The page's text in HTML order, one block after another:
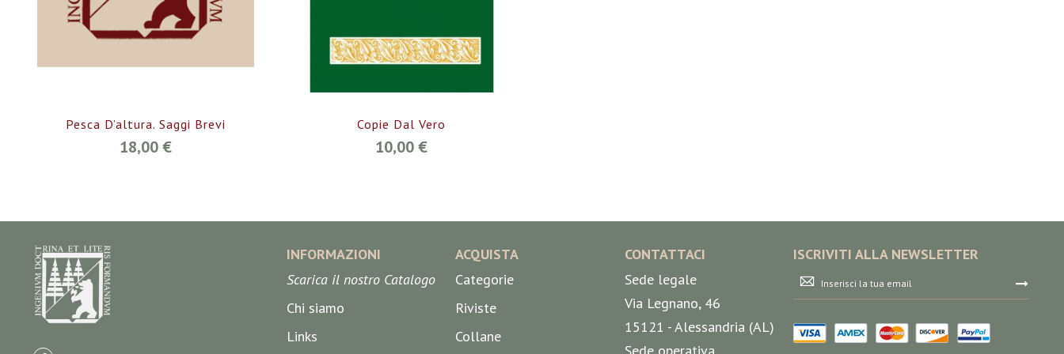
Pesca D’altura. Saggi Brevi
18,00 €
Copie Dal Vero
10,00 €
INFORMAZIONI
Scarica il nostro Catalogo
Chi siamo
Links
ACQUISTA
Categorie
Riviste
Collane
CONTATTACI
Sede legale
Via Legnano, 46
15121 - Alessandria (AL)
ISCRIVITI ALLA NEWSLETTER
Iscriviti
alla
nostra